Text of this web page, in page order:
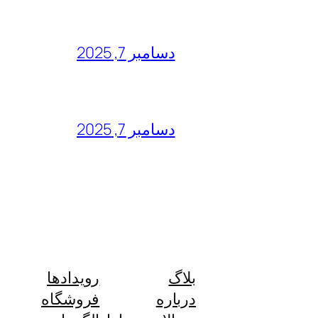
دسامبر 7, 2025
دسامبر 7, 2025
بلاگ
درباره
رویدادها
فروشگاه